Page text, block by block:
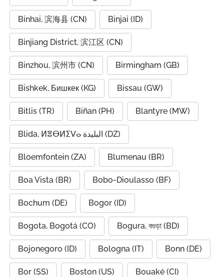
Binhai, 滨海县 (CN) Binjai (ID)
Binjiang District, 滨江区 (CN)
Binzhou, 滨州市 (CN) Birmingham (GB)
Bishkek, Бишкек (KG) Bissau (GW)
Bitlis (TR) Biñan (PH) Blantyre (MW)
Blida, ⵍⴻⴱⵍⵉⴸⴰ البليدة (DZ)
Bloemfontein (ZA) Blumenau (BR)
Boa Vista (BR) Bobo-Dioulasso (BF)
Bochum (DE) Bogor (ID)
Bogota, Bogotá (CO) Bogura, বগুড়া (BD)
Bojonegoro (ID) Bologna (IT) Bonn (DE)
Bor (SS) Boston (US) Bouaké (CI)